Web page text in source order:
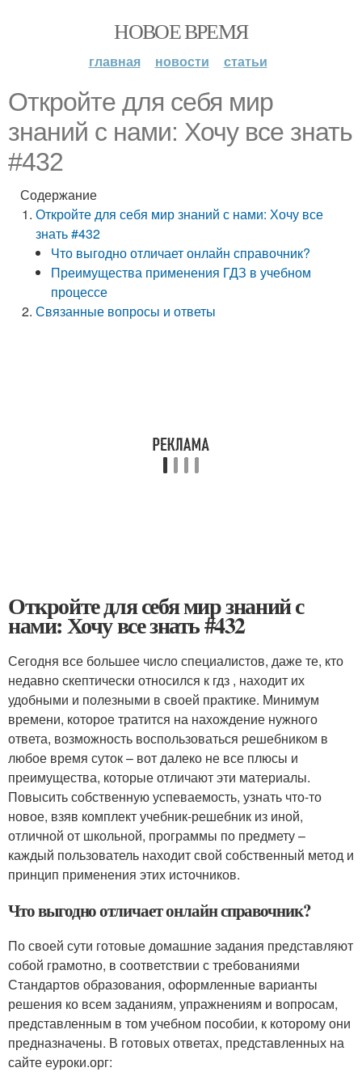
НОВОЕ ВРЕМЯ
главная новости статьи
Откройте для себя мир
знаний с нами: Хочу все знать
#432
Содержание
Откройте для себя мир знаний с нами: Хочу все
знать #432
Что выгодно отличает онлайн справочник?
Преимущества применения ГДЗ в учебном
процессе
Связанные вопросы и ответы
Откройте для себя мир знаний с
нами: Хочу все знать #432
Сегодня все большее число специалистов, даже те, кто
недавно скептически относился к гдз , находит их
удобными и полезными в своей практике. Минимум
времени, которое тратится на нахождение нужного
ответа, возможность воспользоваться решебником в
любое время суток – вот далеко не все плюсы и
преимущества, которые отличают эти материалы.
Повысить собственную успеваемость, узнать что-то
новое, взяв комплект учебник-решебник из иной,
отличной от школьной, программы по предмету –
каждый пользователь находит свой собственный метод и
принцип применения этих источников.
Что выгодно отличает онлайн справочник?
По своей сути готовые домашние задания представляют
собой грамотно, в соответствии с требованиями
Стандартов образования, оформленные варианты
решения ко всем заданиям, упражнениям и вопросам,
представленным в том учебном пособии, к которому они
предназначены. В готовых ответах, представленных на
сайте еуроки.орг: